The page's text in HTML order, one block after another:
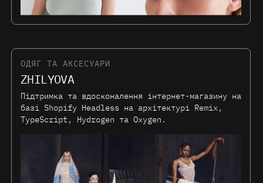
ОДЯГ ТА АКСЕСУАРИ
ZHILYOVA
Підтримка та вдосконалення інтернет-магазину на
базі Shopify Headless на архітектурі Remix,
TypeScript, Hydrogen та Oxygen.